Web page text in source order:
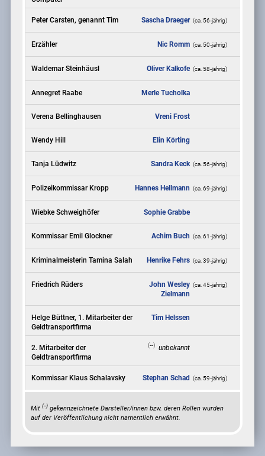
Peter Carsten, genannt Tim Sascha Draeger (ca. 56‑jährig)
Erzähler Nic Romm (ca. 50‑jährig)
Waldemar Steinhäusl Oliver Kalkofe (ca. 58‑jährig)
Annegret Raabe Merle Tucholka
Verena Bellinghausen Vreni Frost
Wendy Hill Elin Körting
Tanja Lüdwitz Sandra Keck (ca. 56‑jährig)
Polizeikommissar Kropp Hannes Hellmann (ca. 69‑jährig)
Wiebke Schweighöfer Sophie Grabbe
Kommissar Emil Glockner Achim Buch (ca. 61‑jährig)
Kriminalmeisterin Tamina Salah Henrike Fehrs (ca. 39‑jährig)
Friedrich Rüders
John Wesley
Zielmann
(ca. 45‑jährig)
Helge Büttner, 1. Mitarbeiter der
Geldtransportfirma
Tim Helssen
2. Mitarbeiter der
Geldtransportfirma
(--) unbekannt
Kommissar Klaus Schalavsky Stephan Schad (ca. 59‑jährig)
Mit (--)gekennzeichnete Darsteller/innen bzw. deren Rollen wurden
auf der Veröffentlichung nicht namentlich erwähnt.